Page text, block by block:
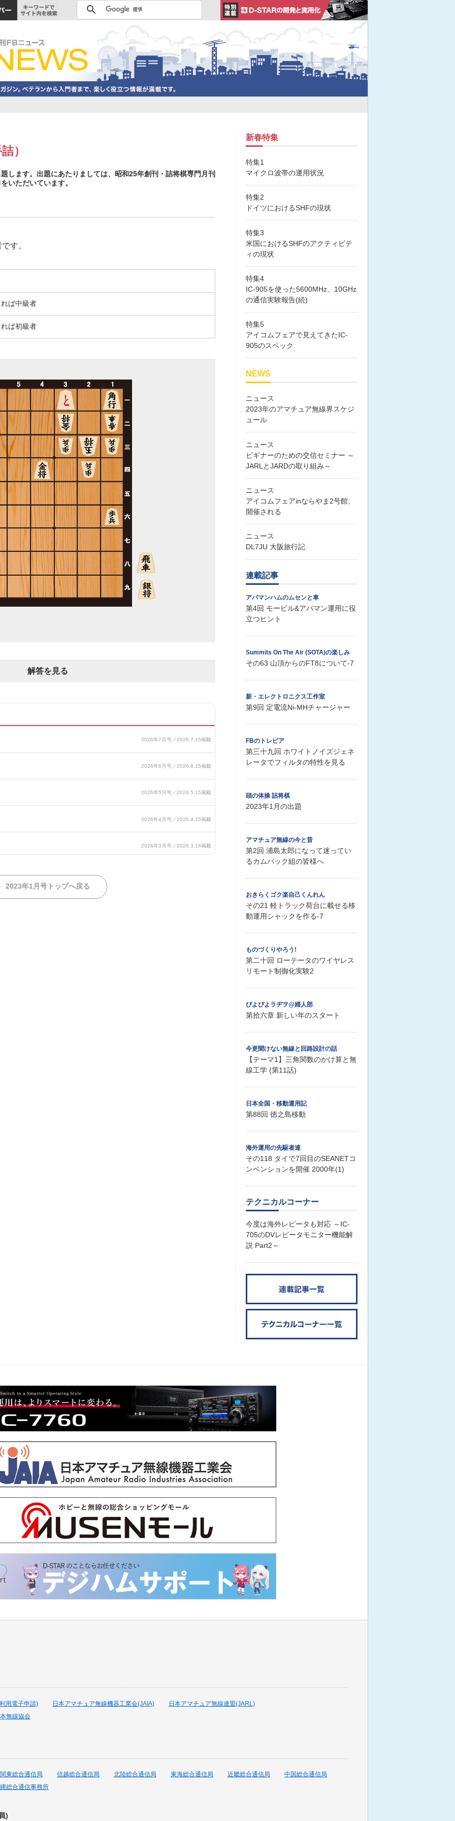
）
します。出題にあたりましては、昭和25年創刊・詰将棋専門月刊
いただいています。
す。
ば中級者
ば初級者
解答を見る
2023年1月号トップへ戻る
新春特集
特集1
マイクロ波帯の運用状況
特集2
ドイツにおけるSHFの現状
特集3
米国におけるSHFのアクティビテ
ィの現状
特集4
IC-905を使った5600MHz、10GHz
の通信実験報告(続)
特集5
アイコムフェアで見えてきたIC-
905のスペック
NEWS
ニュース
2023年のアマチュア無線界スケジ
ュール
ニュース
ビギナーのための交信セミナー ～
JARLとJARDの取り組み～
ニュース
アイコムフェアinならやま2号館、
開催される
ニュース
DL7JU 大阪旅行記
連載記事
アパマンハムのムセンと車
第4回 モービル&アパマン運用に役
立つヒント
Summits On The Air (SOTA)の楽しみ
その63 山頂からのFT8について-7
新・エレクトロニクス工作室
第9回 定電流Ni-MHチャージャー
FBのトレビア
第三十九回 ホワイトノイズジェネ
レータでフィルタの特性を見る
頭の体操 詰将棋
2023年1月の出題
アマチュア無線の今と昔
第2回 浦島太郎になって迷ってい
るカムバック組の皆様へ
おきらくゴク楽自己くんれん
その21 軽トラック荷台に載せる移
動運用シャックを作る-7
ものづくりやろう!
第二十回 ローテータのワイヤレス
リモート制御化実験2
ぴよぴよラヂヲ@婦人部
第拾六章 新しい年のスタート
今更聞けない無線と回路設計の話
【テーマ1】三角関数のかけ算と無
線工学 (第11話)
日本全国・移動運用記
第88回 徳之島移動
海外運用の先駆者達
その118 タイで7回目のSEANETコ
ンベンションを開催 2000年(1)
テクニカルコーナー
今度は海外レピータも対応 ～IC-
705のDVレピータモニター機能解
説 Part2～
用電子申請) 日本アマチュア無線機器工業会(JAIA)
日本アマチュア無線連盟(JARL)
無線協会
関東総合通信局 信越総合通信局 北陸総合通信局 東海総合通信局 近畿総合通信局
中国総合通信局
総合通信事務所
)